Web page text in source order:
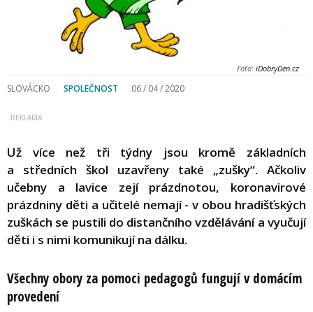
Foto: iDobryDen.cz
SLOVÁCKO SPOLEČNOST 06 / 04 / 2020
Už více než tři týdny jsou kromě základních
a středních škol uzavřeny také „zušky“. Ačkoliv
učebny a lavice zejí prázdnotou, koronavirové
prázdniny děti a učitelé nemají - v obou hradišťských
zuškách se pustili do distančního vzdělávání a vyučují
děti i s nimi komunikují na dálku.
Všechny obory za pomoci pedagogů fungují v domácím
provedení